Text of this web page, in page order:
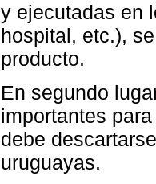
y ejecutadas en
hospital, etc.),
producto.
En segundo
importantes
debe
uruguayas.